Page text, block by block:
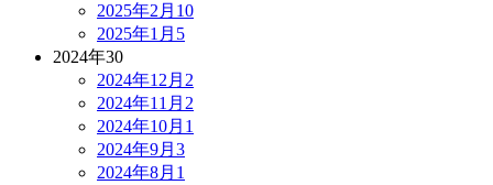
2025年2月 10
2025年1月 5
2024年30
2024年12月 2
2024年11月 2
2024年10月 1
2024年9月 3
2024年8月 1